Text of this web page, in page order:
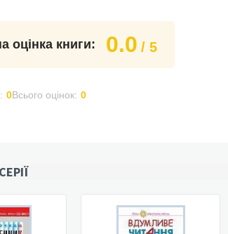
оцінка книги: 0.0 / 5
0Всього оцінок: 0